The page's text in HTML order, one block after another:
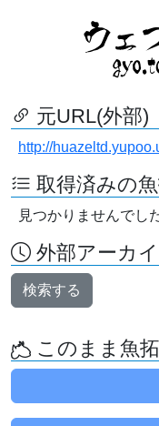
元URL(外部)
http://
取得済みの
見つかりませんでし
外部アーカ
検索する
このまま魚